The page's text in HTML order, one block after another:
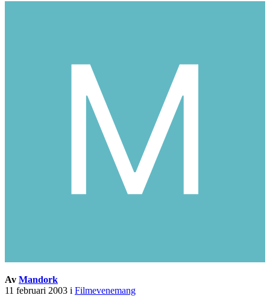
Av Mandork
11 februari 2003 i Filmevenemang